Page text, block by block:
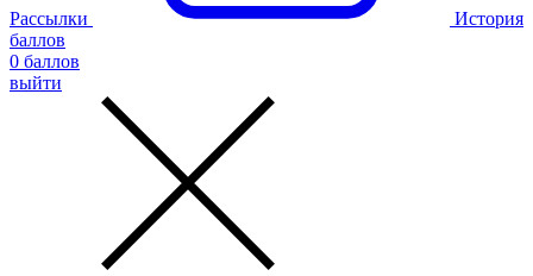
Рассылки
История
баллов
0 баллов
выйти